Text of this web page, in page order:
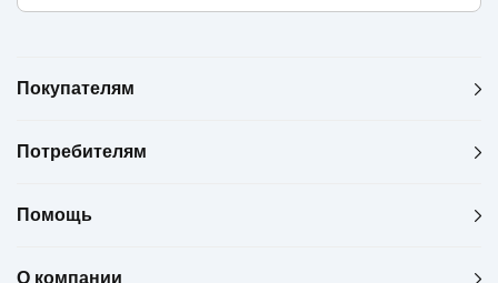
Покупателям
Потребителям
Помощь
О компании